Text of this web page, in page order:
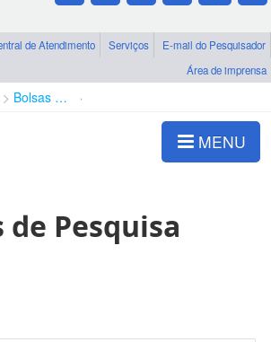
de Atendimento Serviços
E-mail do Pesquisador
Área de imprensa
Bolsas e Auxílios Vigentes
MENU
Pesquisa